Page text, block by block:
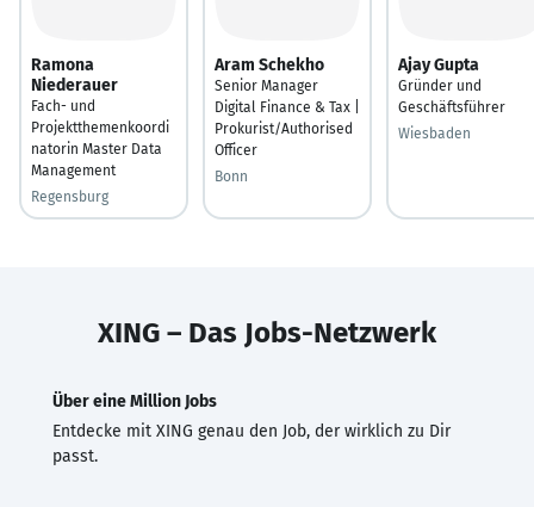
Ramona
Niederauer
Fach- und
Projektthemenkoordi
natorin Master Data
Management
Regensburg
Aram Schekho
Senior Manager
Digital Finance & Tax |
Prokurist/Authorised
Officer
Bonn
Ajay Gupta
Gründer und
Geschäftsführer
Wiesbaden
XING – Das Jobs-Netzwerk
Über eine Million Jobs
Entdecke mit XING genau den Job, der wirklich zu Dir
passt.